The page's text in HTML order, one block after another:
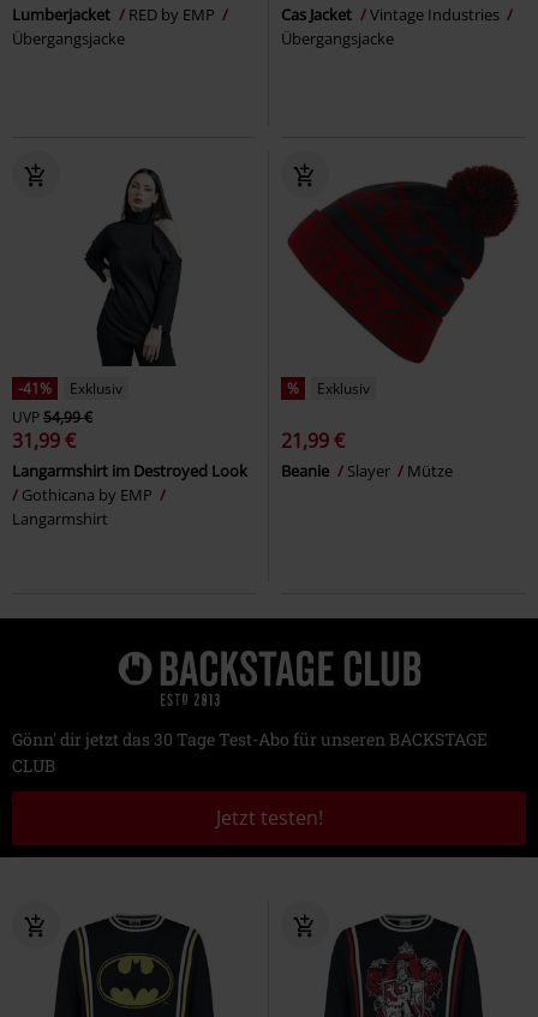
Lumberjacket
RED by EMP
Übergangsjacke
Cas Jacket
Vintage Industries
Übergangsjacke
-41%
Exklusiv
UVP54,99 €
31,99 €
Langarmshirt im Destroyed Look
Gothicana by EMP
Langarmshirt
% Exklusiv
21,99 €
Beanie Slayer Mütze
Gönn' dir jetzt das 30 Tage Test-Abo für unseren BACKSTAGE
CLUB
Jetzt testen!